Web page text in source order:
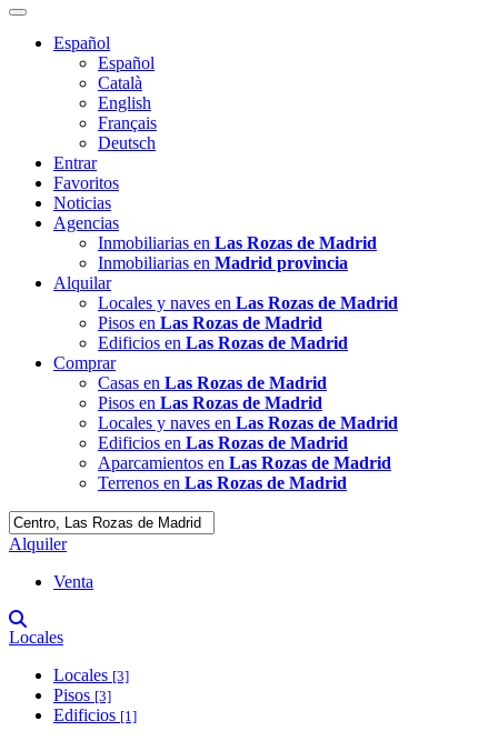
Español
Español
Català
English
Français
Deutsch
Entrar
Favoritos
Noticias
Agencias
Inmobiliarias en Las Rozas de Madrid
Inmobiliarias en Madrid provincia
Alquilar
Locales y naves en Las Rozas de Madrid
Pisos en Las Rozas de Madrid
Edificios en Las Rozas de Madrid
Comprar
Casas en Las Rozas de Madrid
Pisos en Las Rozas de Madrid
Locales y naves en Las Rozas de Madrid
Edificios en Las Rozas de Madrid
Aparcamientos en Las Rozas de Madrid
Terrenos en Las Rozas de Madrid
Alquiler
Venta
Locales
Locales [3]
Pisos [3]
Edificios [1]